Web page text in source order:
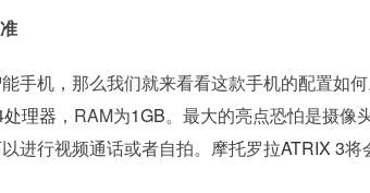
手机，那么我们就来看看这款手机的配置如
处理器 ，RAM为1GB。最大的亮点恐怕是摄像
进行视频通话或者自拍。摩托罗拉ATRIX 3将